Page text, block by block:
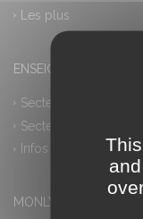
Les plus
ENSEIGNEMENT
Secteur industriel
Secteur tertiaire
Infos pratiques
MONLYCEE.NET